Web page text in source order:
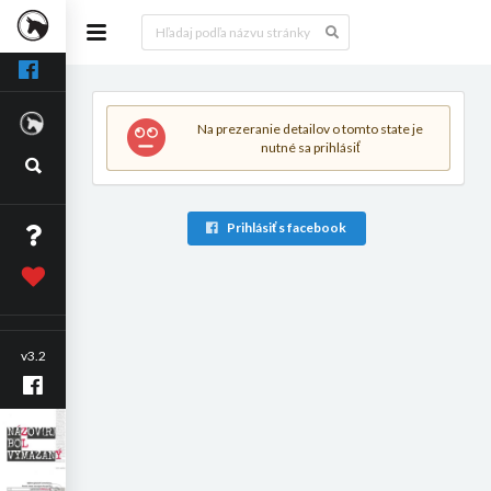
v3.2
Na prezeranie detailov o tomto state je
nutné sa prihlásiť
Prihlásiť s facebook